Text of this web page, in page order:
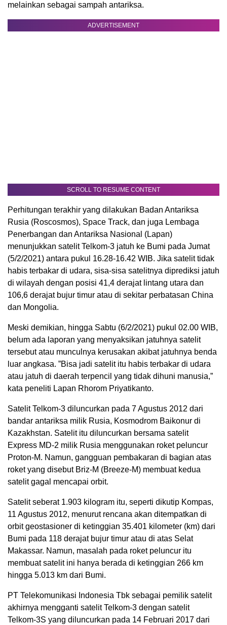
melainkan sebagai sampah antariksa.
ADVERTISEMENT
SCROLL TO RESUME CONTENT
Perhitungan terakhir yang dilakukan Badan Antariksa
Rusia (Roscosmos), Space Track, dan juga Lembaga
Penerbangan dan Antariksa Nasional (Lapan)
menunjukkan satelit Telkom-3 jatuh ke Bumi pada Jumat
(5/2/2021) antara pukul 16.28-16.42 WIB. Jika satelit tidak
habis terbakar di udara, sisa-sisa satelitnya diprediksi jatuh
di wilayah dengan posisi 41,4 derajat lintang utara dan
106,6 derajat bujur timur atau di sekitar perbatasan China
dan Mongolia.
Meski demikian, hingga Sabtu (6/2/2021) pukul 02.00 WIB,
belum ada laporan yang menyaksikan jatuhnya satelit
tersebut atau munculnya kerusakan akibat jatuhnya benda
luar angkasa. ”Bisa jadi satelit itu habis terbakar di udara
atau jatuh di daerah terpencil yang tidak dihuni manusia,”
kata peneliti Lapan Rhorom Priyatikanto.
Satelit Telkom-3 diluncurkan pada 7 Agustus 2012 dari
bandar antariksa milik Rusia, Kosmodrom Baikonur di
Kazakhstan. Satelit itu diluncurkan bersama satelit
Express MD-2 milik Rusia menggunakan roket peluncur
Proton-M. Namun, gangguan pembakaran di bagian atas
roket yang disebut Briz-M (Breeze-M) membuat kedua
satelit gagal mencapai orbit.
Satelit seberat 1.903 kilogram itu, seperti dikutip Kompas,
11 Agustus 2012, menurut rencana akan ditempatkan di
orbit geostasioner di ketinggian 35.401 kilometer (km) dari
Bumi pada 118 derajat bujur timur atau di atas Selat
Makassar. Namun, masalah pada roket peluncur itu
membuat satelit ini hanya berada di ketinggian 266 km
hingga 5.013 km dari Bumi.
PT Telekomunikasi Indonesia Tbk sebagai pemilik satelit
akhirnya mengganti satelit Telkom-3 dengan satelit
Telkom-3S yang diluncurkan pada 14 Februari 2017 dari